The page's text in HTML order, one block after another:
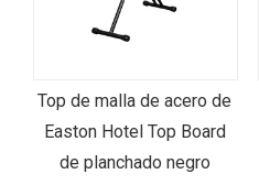
Top de malla de acero de
Easton Hotel Top Board
de planchado negro